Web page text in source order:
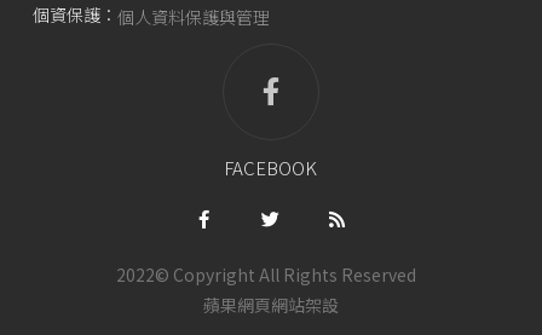
2022© Copyright All Rights Reserved
蘋果網頁網站架設
個資保護： 個人資料保護與管理
FACEBOOK